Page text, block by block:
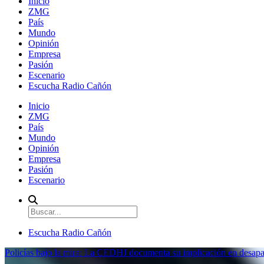
ZMG
País
Mundo
Opinión
Empresa
Pasión
Escenario
Escucha Radio Cañón
Inicio
ZMG
País
Mundo
Opinión
Empresa
Pasión
Escenario
Escucha Radio Cañón
Policías bajo la mira: La CEDHJ documenta su implicación en